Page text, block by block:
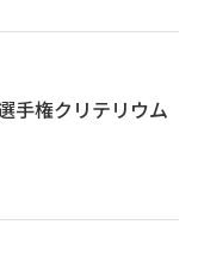
手権クリテリウム